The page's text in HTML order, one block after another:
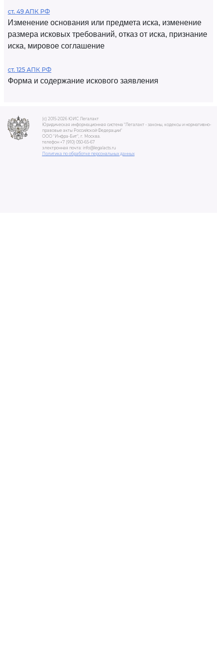
ст. 49 АПК РФ
Изменение основания или предмета иска, изменение
размера исковых требований, отказ от иска, признание
иска, мировое соглашение
ст. 125 АПК РФ
Форма и содержание искового заявления
(c) 2015-2026 ЮИС Легалакт
Юридическая информационная система "Легалакт - законы, кодексы и нормативно-
правовые акты Российской Федерации"
ООО "Инфра-Бит", г. Москва.
телефон +7 (910) 050-65-67
электронная почта: info@legalacts.ru
Политика по обработке персональных данных